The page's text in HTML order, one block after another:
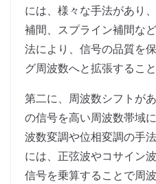
には、様々な手法があり
補間、スプライン補間な
法により、信号の品質を
グ周波数へと拡張すること
第二に、周波数シフトが
の信号を高い周波数帯域
波数変調や位相変調の手
には、正弦波やコサイン
信号を乗算することで周